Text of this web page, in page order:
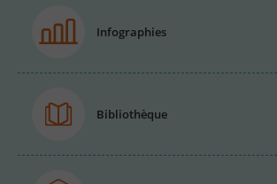
Infographies
Bibliothèque